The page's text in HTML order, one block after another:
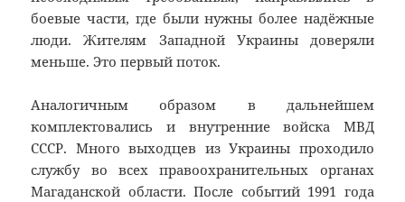
боевые части, где были нужны более надёжные
люди. Жителям Западной Украины доверяли
меньше. Это первый поток.
Аналогичным образом в дальнейшем
комплектовались и внутренние войска МВД
СССР. Много выходцев из Украины проходило
службу во всех правоохранительных органах
Магаданской области. После событий 1991 года